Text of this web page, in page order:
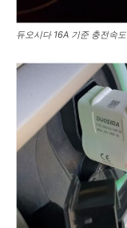
듀오시다 16A 기준 충전속도